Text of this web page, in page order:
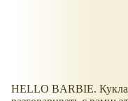
HELLO BARBIE. Кукла